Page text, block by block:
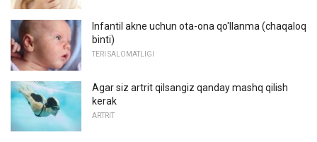
Infantil akne uchun ota-ona qo'llanma (chaqaloq
binti)
TERI SALOMATLIGI
Agar siz artrit qilsangiz qanday mashq qilish
kerak
ARTRIT